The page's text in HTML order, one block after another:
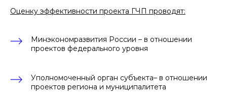
Оценку эффективности проекта ГЧП проводят:
Минэкономразвития России – в отношении
проектов федерального уровня
Уполномоченный орган субъекта– в отношении
проектов региона и муниципалитета